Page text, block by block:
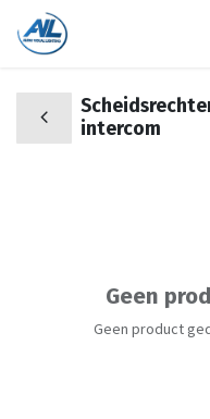
intercom
Geen
Geen product